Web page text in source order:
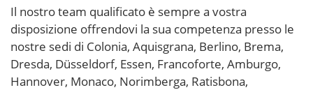
Il nostro team qualificato è sempre a vostra
disposizione offrendovi la sua competenza presso le
nostre sedi di Colonia, Aquisgrana, Berlino, Brema,
Dresda, Düsseldorf, Essen, Francoforte, Amburgo,
Hannover, Monaco, Norimberga, Ratisbona,